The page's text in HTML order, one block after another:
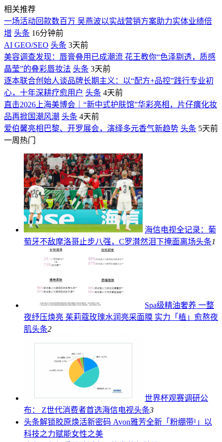
相关推荐
一场活动回款数百万 吴燕波以实战营销方案助力实体业绩倍
增 头条 16分钟前
AI GEO/SEO 头条 3天前
美容调查发现：唇膏叠用已成潮流 花王教你“色泽剔透，质感
晶莹”的叠彩唇妆法 头条 3天前
逐本联合创始人谈品牌长期主义：以“配方+品控”践行专业初
心，十年深耕疗愈用户 头条 4天前
直击2026上海美博会｜“新中式护肤馆”华彩亮相，片仔癀化妆
品再掀国潮风潮 头条 4天前
爱伯馨亮相巴黎、开罗展会，演绎多元香气新趋势 头条 5天前
一周热门
海信电视全记录：葡
萄牙不敌摩洛哥止步八强，C罗潸然泪下掩面离场头条1
Spa级精油奢养 一整
夜纾压焕亮 茱莉蔻玫瑰水润亮采面膜 实力「植」愈熬夜
肌头条2
世界杯观赛调研公
布： Z世代消费者首选海信电视头条3
头条解锁胶原焕活新密码 Avon雅芳全新「粉绷带¹」以
科技之力赋能女性之美